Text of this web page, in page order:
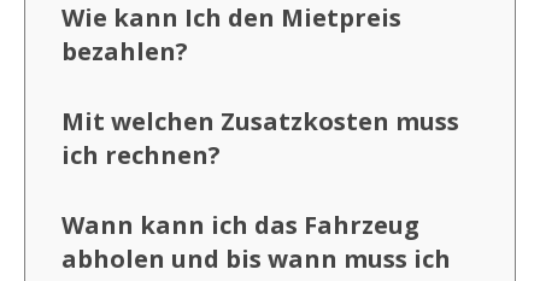
Wie kann Ich den Mietpreis
bezahlen?
Mit welchen Zusatzkosten muss
ich rechnen?
Wann kann ich das Fahrzeug
abholen und bis wann muss ich